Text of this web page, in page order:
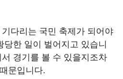
다리는 국민 축제가 되어야
한 일이 벌어지고 있습니
경기를 볼 수 있을지조차
문입니다.